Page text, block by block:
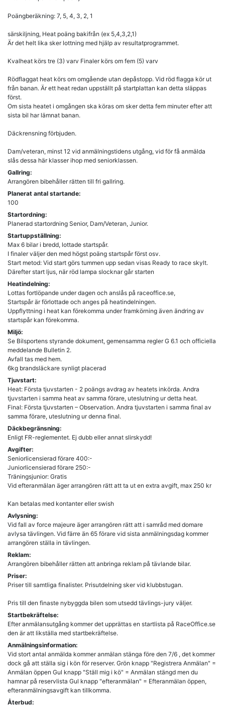
Poängberäkning: 7, 5, 4, 3, 2, 1
särskiljning, Heat poäng bakifrån (ex 5,4,3,2,1)
Är det helt lika sker lottning med hjälp av resultatprogrammet.
Kvalheat körs tre (3) varv Finaler körs om fem (5) varv
Rödflaggat heat körs om omgående utan depåstopp. Vid röd flagga kör ut
från banan. Är ett heat redan uppställt på startplattan kan detta släppas
först.
Om sista heatet i omgången ska köras om sker detta fem minuter efter att
sista bil har lämnat banan.
Däckrensning förbjuden.
Dam/veteran, minst 12 vid anmälningstidens utgång, vid för få anmälda
slås dessa här klasser ihop med seniorklassen.
Gallring:
Arrangören bibehåller rätten till fri gallring.
Planerat antal startande:
100
Startordning:
Planerad startordning Senior, Dam/Veteran, Junior.
Startuppställning:
Max 6 bilar i bredd, lottade startspår.
I finaler väljer den med högst poäng startspår först osv.
Start metod: Vid start görs tummen upp sedan visas Ready to race skylt.
Därefter start ljus, när röd lampa slocknar går starten
Heatindelning:
Lottas fortlöpande under dagen och anslås på raceoffice.se,
Startspår är förlottade och anges på heatindelningen.
Uppflyttning i heat kan förekomma under framkörning även ändring av
startspår kan förekomma.
Miljö:
Se Bilsportens styrande dokument, gemensamma regler G 6.1 och officiella
meddelande Bulletin 2.
Avfall tas med hem.
6kg brandsläckare synligt placerad
Tjuvstart:
Heat: Första tjuvstarten - 2 poängs avdrag av heatets inkörda. Andra
tjuvstarten i samma heat av samma förare, uteslutning ur detta heat.
Final: Första tjuvstarten – Observation. Andra tjuvstarten i samma final av
samma förare, uteslutning ur denna final.
Däckbegränsning:
Enligt FR-reglementet. Ej dubb eller annat slirskydd!
Avgifter:
Seniorlicensierad förare 400:-
Juniorlicensierad förare 250:-
Träningsjunior: Gratis
Vid efteranmälan äger arrangören rätt att ta ut en extra avgift, max 250 kr
Kan betalas med kontanter eller swish
Avlysning:
Vid fall av force majeure äger arrangören rätt att i samråd med domare
avlysa tävlingen. Vid färre än 65 förare vid sista anmälningsdag kommer
arrangören ställa in tävlingen.
Reklam:
Arrangören bibehåller rätten att anbringa reklam på tävlande bilar.
Priser:
Priser till samtliga finalister. Prisutdelning sker vid klubbstugan.
Pris till den finaste nybyggda bilen som utsedd tävlings-jury väljer.
Startbekräftelse:
Efter anmälansutgång kommer det upprättas en startlista på RaceOffice.se
den är att likställa med startbekräftelse.
Anmälningsinformation:
Vid stort antal anmälda kommer anmälan stänga före den 7/6 , det kommer
dock gå att ställa sig i kön för reserver. Grön knapp "Registrera Anmälan" =
Anmälan öppen Gul knapp "Ställ mig i kö" = Anmälan stängd men du
hamnar på reservlista Gul knapp "efteranmälan" = Efteranmälan öppen,
efteranmälningsavgift kan tillkomma.
Återbud: